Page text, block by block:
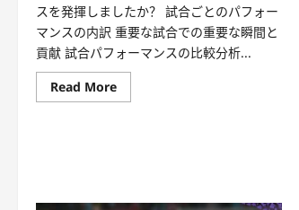
スを発揮しましたか？ 試合ごとのパフォー
マンスの内訳 重要な試合での重要な瞬間と
貢献 試合パフォーマンスの比較分析...
Read MoreRead
more